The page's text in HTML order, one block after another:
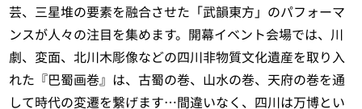
芸、三星堆の要素を融合させた「武韻東方」のパフォーマ
ンスが人々の注目を集めます。開幕イベント会場では、川
劇、変面、北川木彫像などの四川非物質文化遺産を取り入
れた『巴蜀画巻』は、古蜀の巻、山水の巻、天府の巻を通